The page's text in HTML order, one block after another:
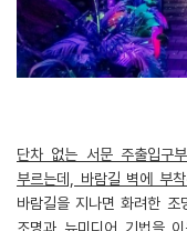
단차 없는 서문 주출입구
부르는데, 바람길 벽에 부
바람길을 지나면 화려한 조